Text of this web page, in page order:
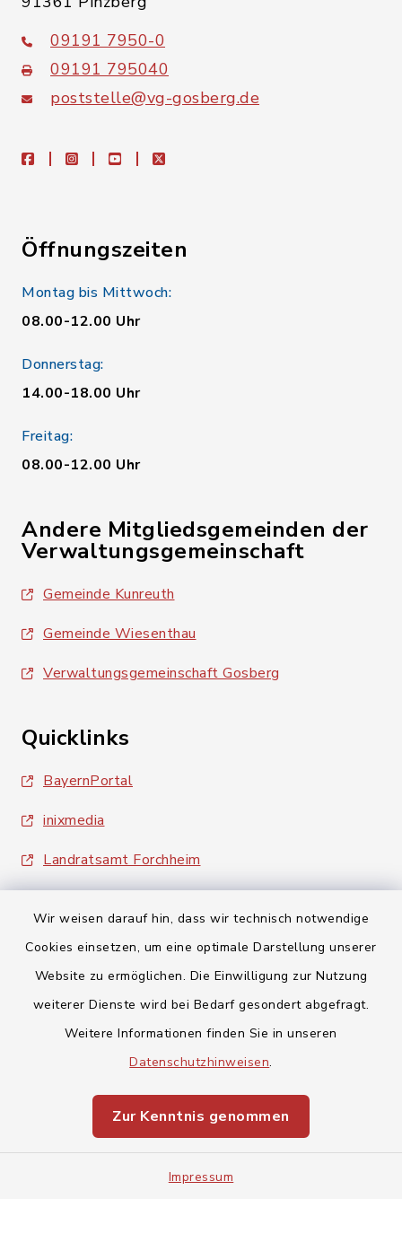
Wir weisen darauf hin, dass wir technisch notwendige
Cookies einsetzen, um eine optimale Darstellung unserer
Website zu ermöglichen. Die Einwilligung zur Nutzung
weiterer Dienste wird bei Bedarf gesondert abgefragt.
Weitere Informationen finden Sie in unseren
Datenschutzhinweisen.
Zur Kenntnis genommen
Impressum
09191 7950-0
09191 795040
poststelle@vg-gosberg.de
facebookinstagramyoutubeX
Öffnungszeiten
Montag bis Mittwoch:
08.00-12.00 Uhr
Donnerstag:
14.00-18.00 Uhr
Freitag:
08.00-12.00 Uhr
Andere Mitgliedsgemeinden der
Verwaltungsgemeinschaft
Gemeinde Kunreuth
Gemeinde Wiesenthau
Verwaltungsgemeinschaft Gosberg
Quicklinks
BayernPortal
inixmedia
Landratsamt Forchheim
Barrierefreiheit
Impressum
Sitemap